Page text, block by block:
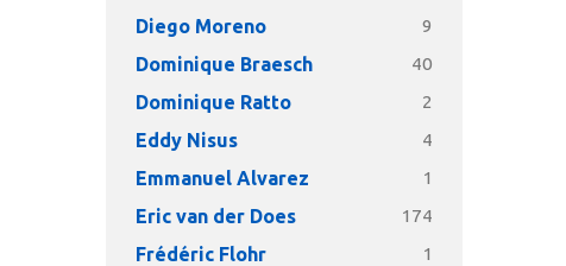
Diego Moreno 9
Dominique Braesch 40
Dominique Ratto 2
Eddy Nisus 4
Emmanuel Alvarez 1
Eric van der Does 174
Frédéric Flohr 1